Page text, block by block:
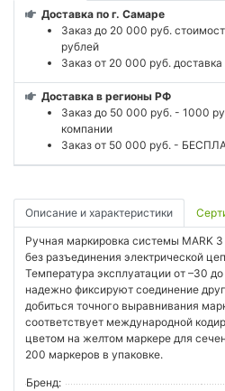
Доставка по г. Самаре
Заказ до 20 000 руб.
рублей
Заказ от 20 000 руб.
Доставка в регионы РФ
Заказ до 50 000 руб. - 1000
компании
Заказ от 50 000 руб. -
Описание и характеристики
Ручная маркировка системы MARK
без разъединения электрической
Температура эксплуатации от –30
надежно фиксируют соединение
добиться точного выравнивания
соответствует международной
цветом на желтом маркере для
200 маркеров в упаковке.
Бренд: